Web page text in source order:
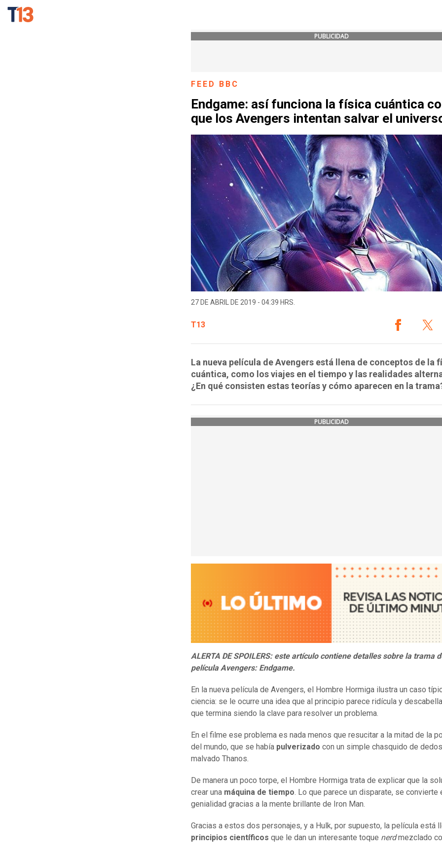
PUBLICIDAD
FEED BBC
Endgame: así funciona la física cuántica
que los Avengers intentan salvar el
27 DE ABRIL DE 2019 - 04:39 HRS.
T13
La nueva película de Avengers está llena de conceptos de la
cuántica, como los viajes en el tiempo y las realidades
¿En qué consisten estas teorías y cómo aparecen en la
PUBLICIDAD
ALERTA DE SPOILERS: este artículo contiene detalles sobre la trama
película Avengers: Endgame.
En la nueva película de Avengers, el Hombre Hormiga ilustra un caso
ciencia: se le ocurre una idea que al principio parece ridícula y
que termina siendo la clave para resolver un problema.
En el filme ese problema es nada menos que resucitar a la mitad de la
del mundo, que se había pulverizado con un simple chasquido de
malvado Thanos.
De manera un poco torpe, el Hombre Hormiga trata de explicar que la
crear una máquina de tiempo. Lo que parece un disparate, se convierte
genialidad gracias a la mente brillante de Iron Man.
Gracias a estos dos personajes, y a Hulk, por supuesto, la película está
principios científicos que le dan un interesante toque nerdmezclado